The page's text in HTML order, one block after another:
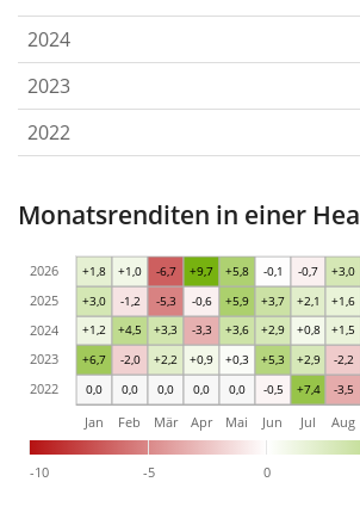
2024
2023
2022
Monatsrenditen in einer
0,0 0,0 0,0 0,0 0,0 -0,5 +7,4 -3,5
+6,7 -2,0 +2,2 +0,9 +0,3 +5,3 +2,9 -2,2
+1,2 +4,5 +3,3 -3,3 +3,6 +2,9 +0,8 +1,5
+3,0 -1,2 -5,3 -0,6 +5,9 +3,7 +2,1 +1,6
+1,8 +1,0 -6,7 +9,7 +5,8 -0,1 -0,7 +3,0
-10 -5 0
Jan Feb Mär Apr Mai Jun Jul Aug
2022
2023
2024
2025
2026